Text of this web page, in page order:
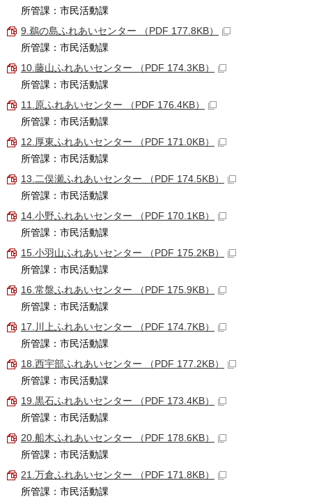
所管課：市民活動課
9.鵜の島ふれあいセンター （PDF 177.8KB）
所管課：市民活動課
10.藤山ふれあいセンター （PDF 174.3KB）
所管課：市民活動課
11.原ふれあいセンター （PDF 176.4KB）
所管課：市民活動課
12.厚東ふれあいセンター （PDF 171.0KB）
所管課：市民活動課
13.二俣瀬ふれあいセンター （PDF 174.5KB）
所管課：市民活動課
14.小野ふれあいセンター （PDF 170.1KB）
所管課：市民活動課
15.小羽山ふれあいセンター （PDF 175.2KB）
所管課：市民活動課
16.常盤ふれあいセンター （PDF 175.9KB）
所管課：市民活動課
17.川上ふれあいセンター （PDF 174.7KB）
所管課：市民活動課
18.西宇部ふれあいセンター （PDF 177.2KB）
所管課：市民活動課
19.黒石ふれあいセンター （PDF 173.4KB）
所管課：市民活動課
20.船木ふれあいセンター （PDF 178.6KB）
所管課：市民活動課
21.万倉ふれあいセンター （PDF 171.8KB）
所管課：市民活動課